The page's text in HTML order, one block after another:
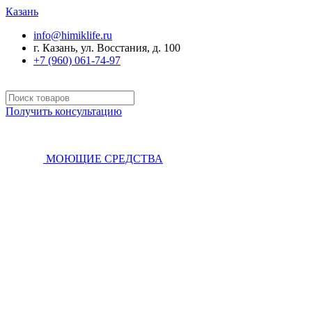
Казань
info@himiklife.ru
г. Казань, ул. Восстания, д. 100
+7 (960) 061-74-97
Получить консультацию
МОЮЩИЕ СРЕДСТВА